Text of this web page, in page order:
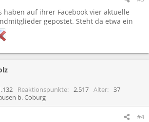
haben auf ihrer Facebook vier aktuelle
gepostet. Steht da etwa ein
Reaktionspunkte 2.517 Alter
37
b. Coburg
#4